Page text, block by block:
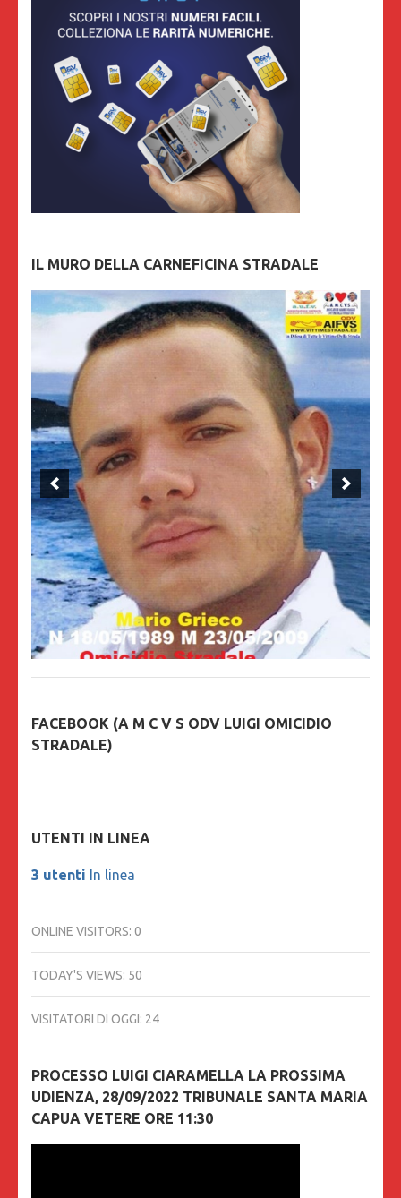
IL MURO DELLA CARNEFICINA STRADALE
FACEBOOK (A M C V S ODV LUIGI OMICIDIO
STRADALE)
UTENTI IN LINEA
3 utenti In linea
ONLINE VISITORS: 0
TODAY'S VIEWS: 50
VISITATORI DI OGGI: 24
PROCESSO LUIGI CIARAMELLA LA PROSSIMA
UDIENZA, 28/09/2022 TRIBUNALE SANTA MARIA
CAPUA VETERE ORE 11:30